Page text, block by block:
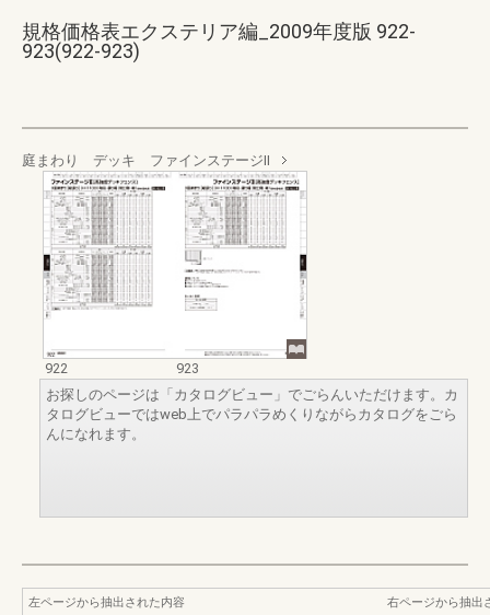
規格価格表エクステリア編_2009年度版 922-
923(922-923)
庭まわり デッキ ファインステージⅡ
922
923
お探しのページは「カタログビュー」でごらんいただけます。カ
タログビューではweb上でパラパラめくりながらカタログをごら
んになれます。
左ページから抽出された内容
右ページから抽出